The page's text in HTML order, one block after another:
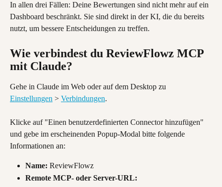
In allen drei Fällen: Deine Bewertungen sind nicht mehr auf ein
Dashboard beschränkt. Sie sind direkt in der KI, die du bereits
nutzt, um bessere Entscheidungen zu treffen.
Wie verbindest du ReviewFlowz MCP
mit Claude?
Gehe in Claude im Web oder auf dem Desktop zu
Einstellungen > Verbindungen.
Klicke auf "Einen benutzerdefinierten Connector hinzufügen"
und gebe im erscheinenden Popup-Modal bitte folgende
Informationen an:
Name: ReviewFlowz
Remote MCP- oder Server-URL: